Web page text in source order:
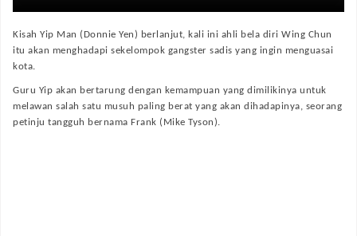
Kisah Yip Man (Donnie Yen) berlanjut, kali ini ahli bela diri Wing Chun
itu akan menghadapi sekelompok gangster sadis yang ingin menguasai
kota.
Guru Yip akan bertarung dengan kemampuan yang dimilikinya untuk
melawan salah satu musuh paling berat yang akan dihadapinya, seorang
petinju tangguh bernama Frank (Mike Tyson).